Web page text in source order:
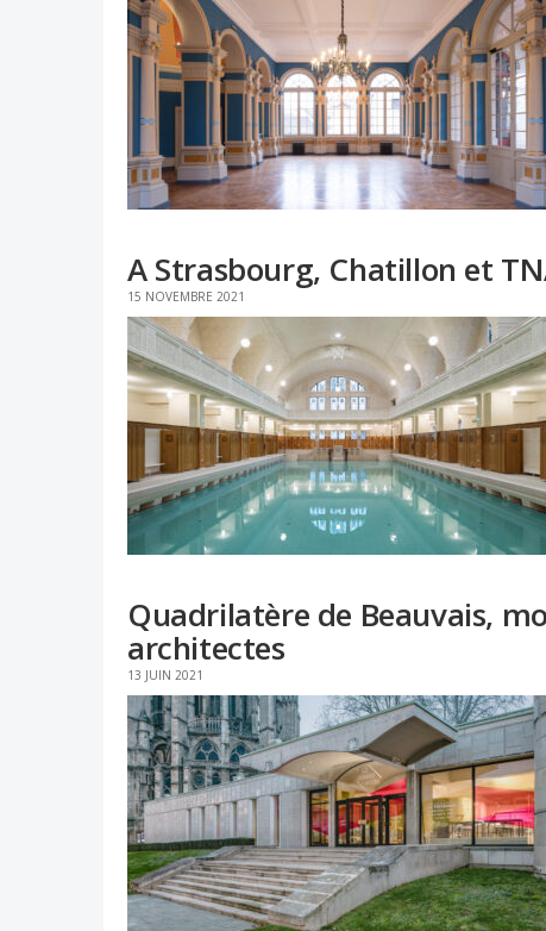
A Strasbourg, Chatillon et
15 NOVEMBRE 2021
Quadrilatère de Beauvais,
architectes
13 JUIN 2021